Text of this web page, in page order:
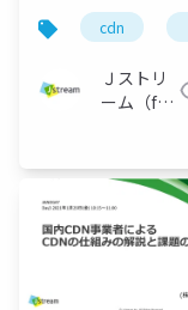
CDN_20240126
cdn
Ｊストリ
ーム（for